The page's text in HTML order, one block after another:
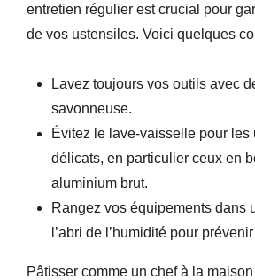
entretien régulier est crucial pour
de vos ustensiles. Voici quelques
Lavez toujours vos outils avec
savonneuse.
Évitez le lave-vaisselle pour les
délicats, en particulier ceux en
aluminium brut.
Rangez vos équipements dans
l’abri de l’humidité pour
Pâtisser comme un chef à la